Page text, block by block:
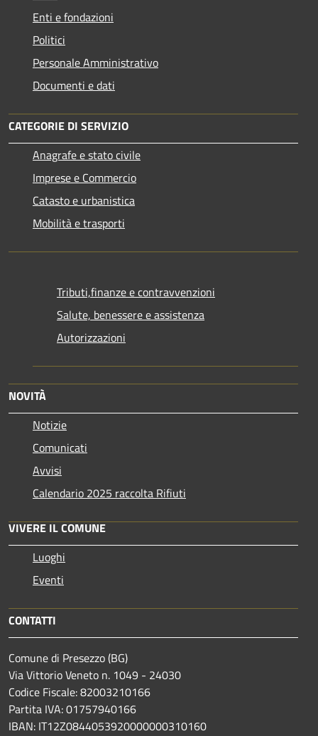
Enti e fondazioni
Politici
Personale Amministrativo
Documenti e dati
CATEGORIE DI SERVIZIO
Anagrafe e stato civile
Imprese e Commercio
Catasto e urbanistica
Mobilità e trasporti
Tributi,finanze e contravvenzioni
Salute, benessere e assistenza
Autorizzazioni
NOVITÀ
Notizie
Comunicati
Avvisi
Calendario 2025 raccolta Rifiuti
VIVERE IL COMUNE
Luoghi
Eventi
CONTATTI
Comune di Presezzo (BG)
Via Vittorio Veneto n. 1049 - 24030
Codice Fiscale: 82003210166
Partita IVA: 01757940166
IBAN: IT12Z0844053920000000310160